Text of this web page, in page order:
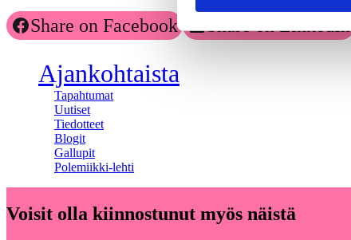
Share on Facebook Share on LinkedIn
Ajankohtaista
Tapahtumat
Uutiset
Tiedotteet
Blogit
Gallupit
Polemiikki-lehti
Voisit olla kiinnostunut myös näistä